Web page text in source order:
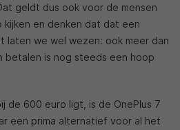
geldt dus ook voor de mensen
kijken en denken dat dat een
laten we wel wezen: ook meer dan
is nog steeds een hoop
de 600 euro ligt, is de OnePlus 7
een prima alternatief voor al het